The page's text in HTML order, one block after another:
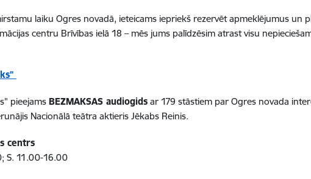
laiku Ogres novadā, ieteicams iepriekš rezervēt apmeklējumus un
centru Brīvības ielā 18 – mēs jums palīdzēsim atrast visu
pieejams BEZMAKSAS audiogidsar 179 stāstiem par Ogres novada
Nacionālā teātra aktieris Jēkabs Reinis.
centrs
S. 11.00-16.00